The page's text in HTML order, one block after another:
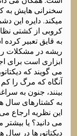
سخنرانی هایش به
میکند. دایره این
کروبی از کشتی
به قایق تعبیر
ریشه در مشکلات
ابزاری است برای
می گویند که
آنگاه که مرگ را
بینند، جنون به
به کشتارهای سال
این نظریه ارجاع
می دانید؟ یا
دیکتاتورها در